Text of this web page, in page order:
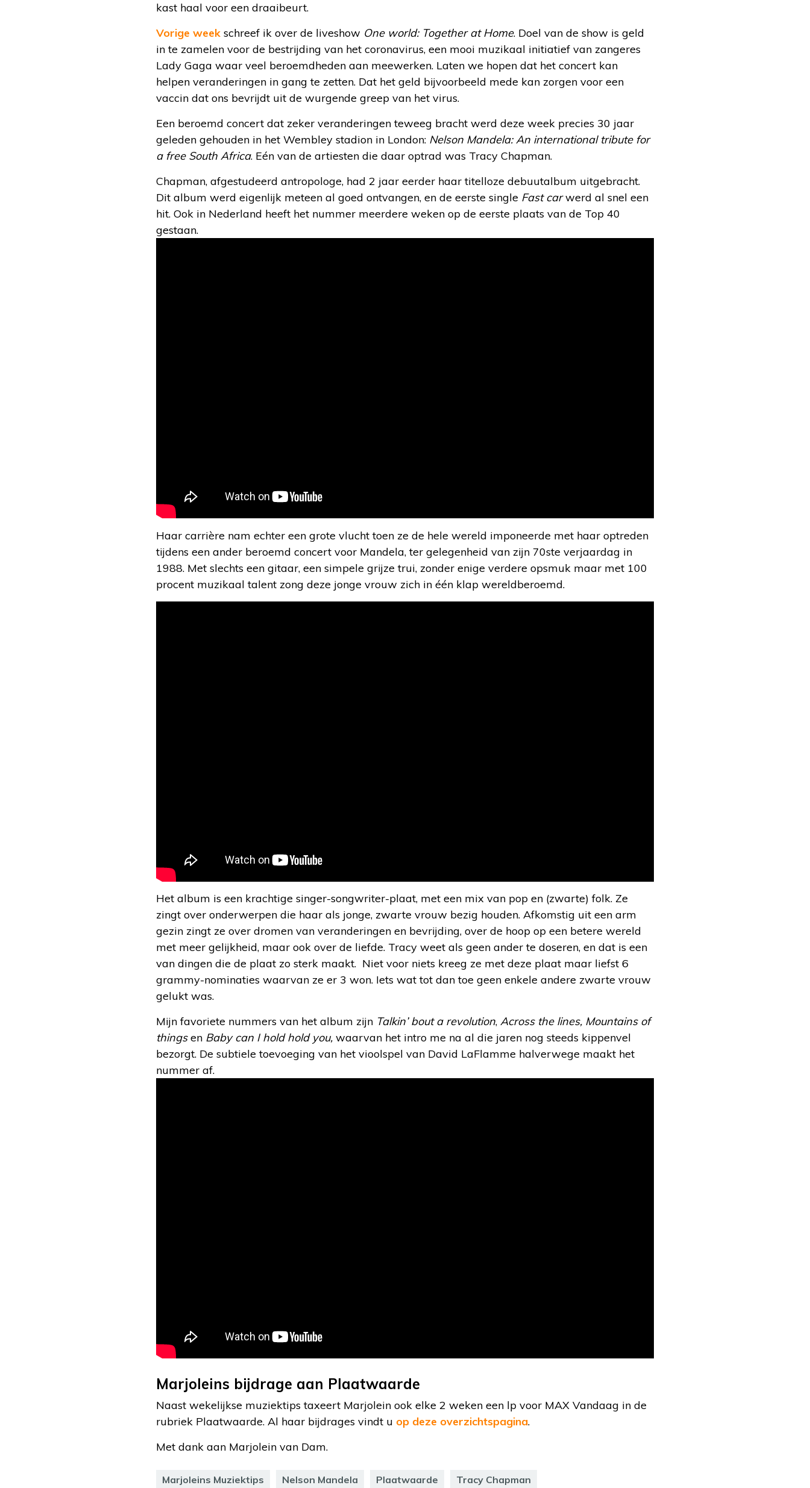
kast haal voor een draaibeurt.
Vorige week schreef ik over de liveshow One world: Together at Home. Doel van de show is geld
in te zamelen voor de bestrijding van het coronavirus, een mooi muzikaal initiatief van zangeres
Lady Gaga waar veel beroemdheden aan meewerken. Laten we hopen dat het concert kan
helpen veranderingen in gang te zetten. Dat het geld bijvoorbeeld mede kan zorgen voor een
vaccin dat ons bevrijdt uit de wurgende greep van het virus.
Een beroemd concert dat zeker veranderingen teweeg bracht werd deze week precies 30 jaar
geleden gehouden in het Wembley stadion in London: Nelson Mandela: An international tribute for
a free South Africa. Eén van de artiesten die daar optrad was Tracy Chapman.
Chapman, afgestudeerd antropologe, had 2 jaar eerder haar titelloze debuutalbum uitgebracht.
Dit album werd eigenlijk meteen al goed ontvangen, en de eerste single Fast carwerd al snel een
hit. Ook in Nederland heeft het nummer meerdere weken op de eerste plaats van de Top 40
gestaan.
Haar carrière nam echter een grote vlucht toen ze de hele wereld imponeerde met haar optreden
tijdens een ander beroemd concert voor Mandela, ter gelegenheid van zijn 70ste verjaardag in
1988. Met slechts een gitaar, een simpele grijze trui, zonder enige verdere opsmuk maar met 100
procent muzikaal talent zong deze jonge vrouw zich in één klap wereldberoemd.
Het album is een krachtige singer-songwriter-plaat, met een mix van pop en (zwarte) folk. Ze
zingt over onderwerpen die haar als jonge, zwarte vrouw bezig houden. Afkomstig uit een arm
gezin zingt ze over dromen van veranderingen en bevrijding, over de hoop op een betere wereld
met meer gelijkheid, maar ook over de liefde. Tracy weet als geen ander te doseren, en dat is een
van dingen die de plaat zo sterk maakt. Niet voor niets kreeg ze met deze plaat maar liefst 6
grammy-nominaties waarvan ze er 3 won. Iets wat tot dan toe geen enkele andere zwarte vrouw
gelukt was.
Mijn favoriete nummers van het album zijn Talkin’ bout a revolution, Across the lines, Mountains of
thingsen Baby can I hold hold you, waarvan het intro me na al die jaren nog steeds kippenvel
bezorgt. De subtiele toevoeging van het vioolspel van David LaFlamme halverwege maakt het
nummer af.
Marjoleins bijdrage aan Plaatwaarde
Naast wekelijkse muziektips taxeert Marjolein ook elke 2 weken een lp voor MAX Vandaag in de
rubriek Plaatwaarde. Al haar bijdrages vindt u op deze overzichtspagina.
Met dank aan Marjolein van Dam.
Marjoleins Muziektips Nelson Mandela Plaatwaarde Tracy Chapman